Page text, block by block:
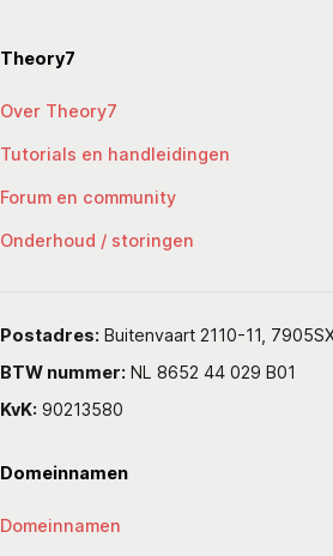
Theory7
Over Theory7
Tutorials en handleidingen
Forum en community
Onderhoud / storingen
Postadres: Buitenvaart 2110-11,
BTW nummer: NL 8652 44 029 B01
KvK: 90213580
Domeinnamen
Domeinnamen